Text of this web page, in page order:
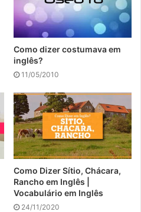
Como dizer costumava em
inglês?
11/05/2010
Como Dizer Sítio, Chácara,
Rancho em Inglês |
Vocabulário em Inglês
24/11/2020